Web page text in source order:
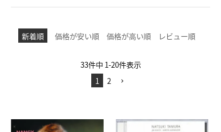
新着順 価格が安い順 価格が高い順 レビュー順
33件中 1-20件表示
1
2